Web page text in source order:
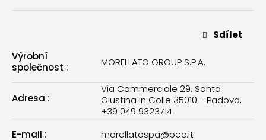
Sdílet
Výrobní
společnost : MORELLATO GROUP S.P.A.
Adresa :
Via Commerciale 29, Santa
Giustina in Colle 35010 - Padova,
+39 049 9323714
E-mail : morellatospa@pec.it